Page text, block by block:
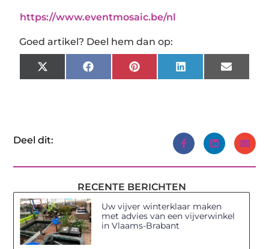
https://www.eventmosaic.be/nl
Goed artikel? Deel hem dan op:
X
(Twitter)
FacebookPinterestLinkedInEmail
Deel dit:
RECENTE BERICHTEN
Uw vijver winterklaar maken
met advies van een vijverwinkel
in Vlaams-Brabant